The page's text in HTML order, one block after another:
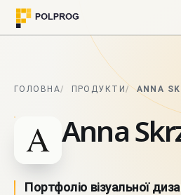
ГОЛОВНА ПРОДУКТИ ANNA
Anna
Портфоліо візуальної